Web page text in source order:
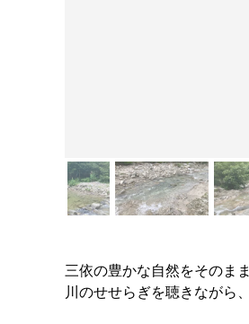
三依の豊かな自然をそのま
川のせせらぎを聴きながら